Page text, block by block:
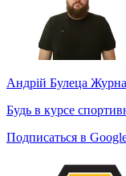
Андрій Булеца
Будь в курсе
Подписаться в